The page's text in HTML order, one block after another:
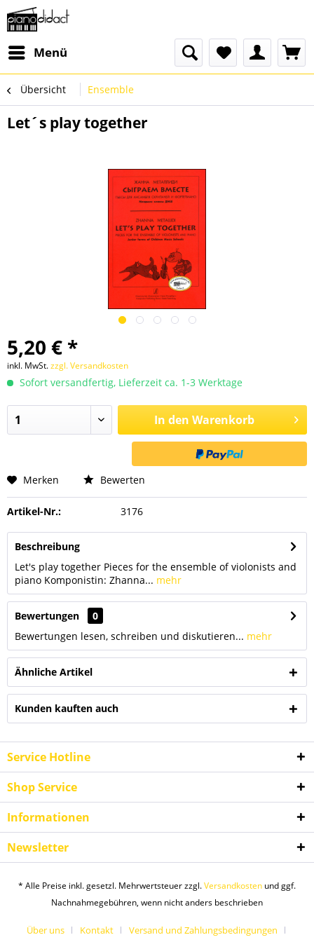
Menü
Übersicht Ensemble
Let´s play together
5,20 € *
inkl. MwSt.zzgl. Versandkosten
Sofort versandfertig, Lieferzeit ca. 1-3 Werktage
In den Warenkorb
Merken Bewerten
Artikel-Nr.: 3176
Beschreibung
Let's play together Pieces for the ensemble of violonists and
piano Komponistin: Zhanna... mehr
Bewertungen
0
Bewertungen lesen, schreiben und diskutieren... mehr
Ähnliche Artikel
Kunden kauften auch
Service Hotline
Shop Service
Informationen
Newsletter
* Alle Preise inkl. gesetzl. Mehrwertsteuer zzgl.Versandkosten und ggf.
Nachnahmegebühren, wenn nicht anders beschrieben
Über uns Kontakt Versand und Zahlungsbedingungen